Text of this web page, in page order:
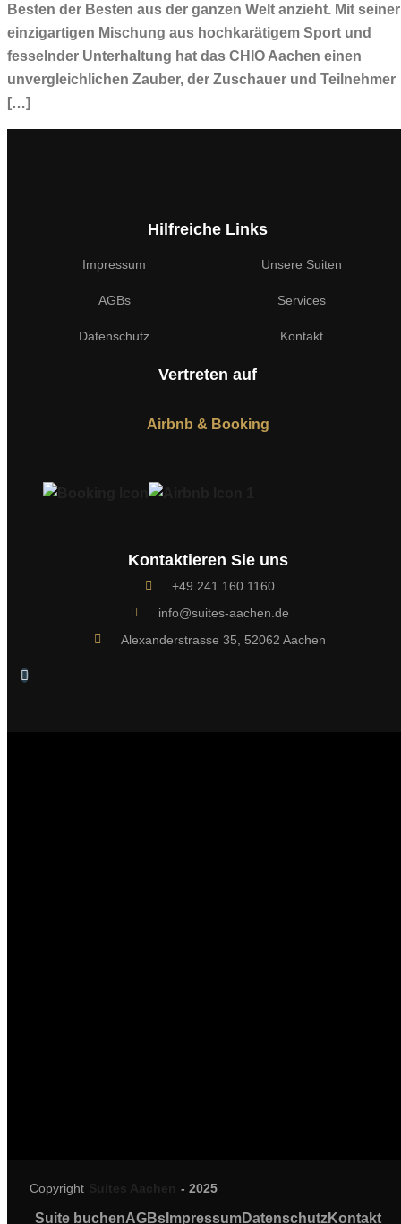
Besten der Besten aus der ganzen Welt anzieht. Mit seiner
einzigartigen Mischung aus hochkarätigem Sport und
fesselnder Unterhaltung hat das CHIO Aachen einen
unvergleichlichen Zauber, der Zuschauer und Teilnehmer
[…]
Hilfreiche Links
Impressum
AGBs
Datenschutz
Unsere Suiten
Services
Kontakt
Vertreten auf
Airbnb & Booking
Kontaktieren Sie uns
+49 241 160 1160
info@suites-aachen.de
Alexanderstrasse 35, 52062 Aachen
Copyright - 2025
Suite buchenAGBsImpressumDatenschutzKontakt